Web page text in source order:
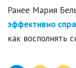
Ранее Мария
эффективно
как восполнять